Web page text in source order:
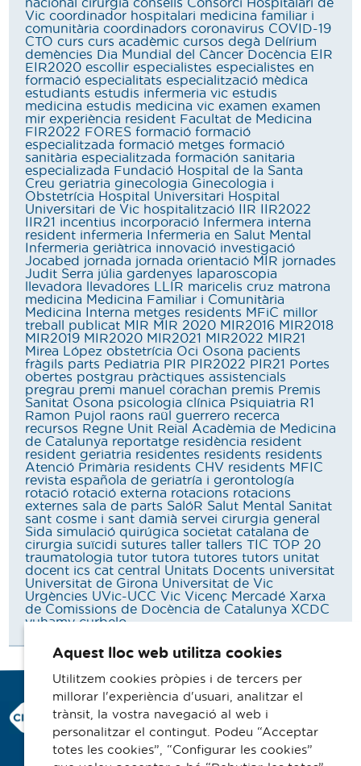
nacional cirurgia consells Consorci Hospitalari de
Vic coordinador hospitalari medicina familiar i
comunitària coordinadors coronavirus COVID-19
CTO curs curs acadèmic cursos degà Delírium
demències Dia Mundial del Càncer Docència EIR
EIR2020 escollir especialistes especialistes en
formació especialitats especialització mèdica
estudiants estudis infermeria vic estudis
medicina estudis medicina vic examen examen
mir experiència resident Facultat de Medicina
FIR2022 FORES formació formació
especialitzada formació metges formació
sanitària especialitzada formación sanitaria
especializada Fundació Hospital de la Santa
Creu geriatria ginecologia Ginecologia i
Obstetrícia Hospital Universitari Hospital
Universitari de Vic hospitalització IIR
IIR2022
IIR21 incentius incorporació
Infermera interna
resident infermeria
Infermeria en Salut Mental
Infermeria geriàtrica innovació investigació
Jocabed jornada jornada orientació MIR jornades
Judit Serra júlia gardenyes
laparoscopia
llevadora
llevadores LLIR maricelis cruz matrona
medicina Medicina Familiar i Comunitària
Medicina Interna metges residents MFiC millor
treball publicat MIR MIR 2020 MIR2016 MIR2018
MIR2019 MIR2020 MIR2021 MIR2022 MIR21
Mirea López obstetrícia Oci Osona pacients
fràgils parts Pediatria PIR PIR2022 PIR21 Portes
obertes postgrau pràctiques assistencials
pregrau premi manuel corachan premis Premis
Sanitat Osona psicologia clínica Psiquiatria R1
Ramon Pujol
raons raül guerrero recerca
recursos Regne Unit Reial Acadèmia de Medicina
de Catalunya reportatge residència resident
resident geriatria residentes residents residents
Atenció Primària residents CHV residents MFIC
revista española de geriatría i gerontología
rotació rotació externa rotacions rotacions
externes sala de parts SalóR Salut Mental
Sanitat
sant cosme i sant damià servei cirurgia general
Sida simulació quirúgica societat catalana de
cirurgia suïcidi sutures taller tallers TIC TOP 20
traumatologia tutor tutora tutores tutors unitat
docent ics cat central
Unitats Docents universitat
Universitat de Girona Universitat de Vic
Urgències UVic-UCC Vic Vicenç Mercadé Xarxa
de Comissions de Docència de Catalunya XCDC
yuhamy curbelo
Consorci Hospitalari de Vic
Carrer Francesc Pla 'El Vigatà', 1
08500 Vic
Aquest lloc web utilitza cookies
Utilitzem cookies pròpies i de tercers per
millorar l'experiència d'usuari, analitzar el
trànsit, la vostra navegació al web i
personalitzar el contingut. Podeu “Acceptar
totes les cookies”, “Configurar les cookies”